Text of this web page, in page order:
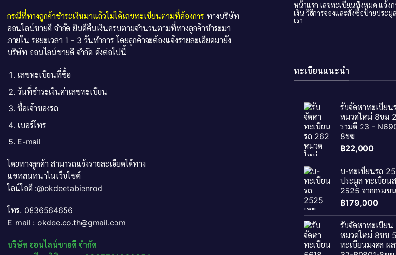
กรณีที่ทางลูกค้าชำระเงินมาแล้วไม่ได้เลขทะเบียนตามที่ต้องการ ทางบริษัท
ออนไลน์ขายดี จำกัด ยินดีคืนเงินครบตามจำนวนตามที่ทางลูกค้าชำระมา
ภายใน ระยะเวลา 1 - 3 วันทำการ โดยลูกค้าจะต้องแจ้งรายละเอียดมายัง
บริษัท ออนไลน์ขายดี จำกัด ดังต่อไปนี้
เลขทะเบียนที่ซื้อ
วันที่ชำระเงินค่าเลขทะเบียน
ชื่อเจ้าของรถ
เบอร์โทร
E-mail
โดยทางลูกค้า สามารถแจ้งรายละเอียดได้ทาง
แชทสนทนาในเว็บไซต์
ไลน์ไอดี :@okdeetabienrod
โทร. 0836564656
E-mail : okdee.co.th@gmail.com
บริษัท ออนไลน์ขายดี จำกัด
หน้าแรก เลขทะเบียนทั้งหมด แจ้งก
เงิน วิธีการจองและสั่งซื้อป้ายประมูล
เรา
ทะเบียนแนะนำ
รับจัดหาทะเบียน
หมวดใหม่ 8ขฆ
รวมดี 23 -
8ขฆ
฿22,000
บ-ทะเบียนรถ
ประมูล ทะเบียน
2525 จากกรมข
฿179,000
รับจัดหาทะเบียน
หมวดใหม่ 8ขข
ทะเบียนมงคล ผ